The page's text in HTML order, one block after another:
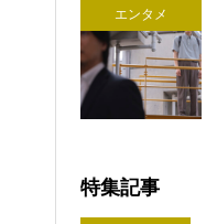
エンタメ
特集記事